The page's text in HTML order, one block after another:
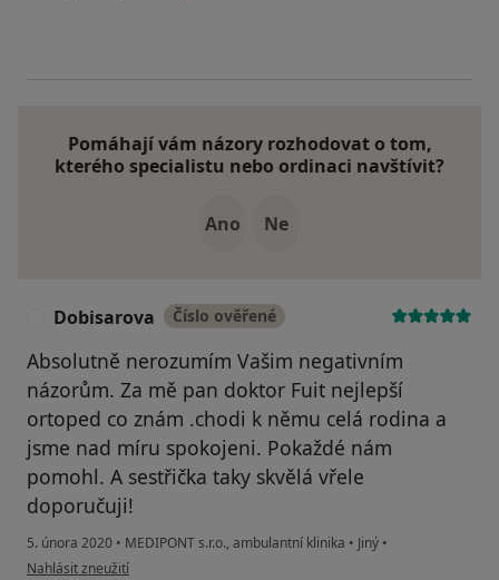
Pomáhají vám názory rozhodovat o tom,
kterého specialistu nebo ordinaci navštívit?
Ano Ne
Dobisarova Číslo ověřené
Absolutně nerozumím Vašim negativním
názorům. Za mě pan doktor Fuit nejlepší
ortoped co znám .chodi k němu celá rodina a
jsme nad míru spokojeni. Pokaždé nám
pomohl. A sestřička taky skvělá vřele
doporučuji!
5. února 2020 • MEDIPONT s.r.o., ambulantní klinika • Jiný •
podle názoru uživatele Dobisarova
Nahlásit zneužití